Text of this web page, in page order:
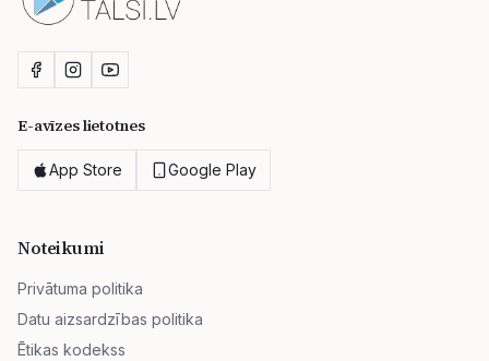
E-avīzes lietotnes
App Store Google Play
Noteikumi
Privātuma politika
Datu aizsardzības politika
Ētikas kodekss